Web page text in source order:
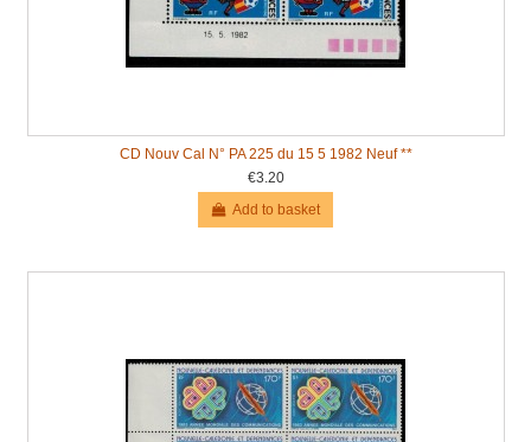
CD Nouv Cal N° PA 225 du 15 5 1982 Neuf **
€3.20
Add to basket